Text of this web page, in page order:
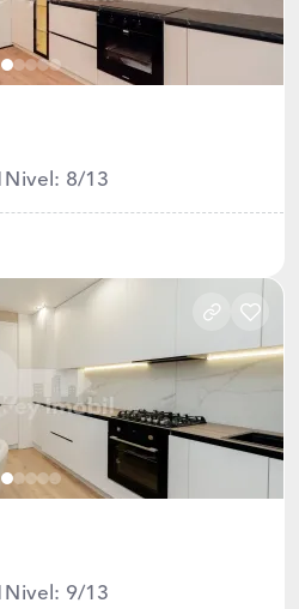
Nivel: 8/13
Nivel: 9/13